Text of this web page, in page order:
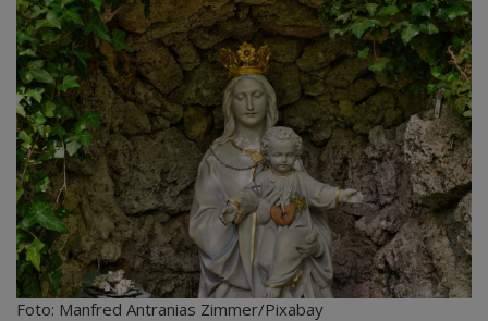
Foto: Manfred Antranias Zimmer/Pixabay